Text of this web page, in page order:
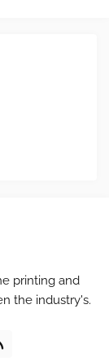
printing and
the industry's.